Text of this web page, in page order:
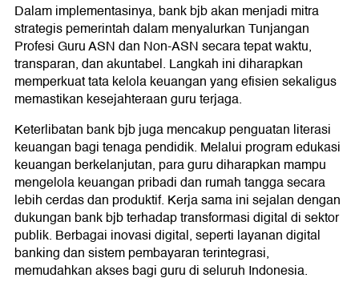
Dalam implementasinya, bank bjb akan menjadi mitra
strategis pemerintah dalam menyalurkan Tunjangan
Profesi Guru ASN dan Non-ASN secara tepat waktu,
transparan, dan akuntabel. Langkah ini diharapkan
memperkuat tata kelola keuangan yang efisien sekaligus
memastikan kesejahteraan guru terjaga.
Keterlibatan bank bjb juga mencakup penguatan literasi
keuangan bagi tenaga pendidik. Melalui program edukasi
keuangan berkelanjutan, para guru diharapkan mampu
mengelola keuangan pribadi dan rumah tangga secara
lebih cerdas dan produktif. Kerja sama ini sejalan dengan
dukungan bank bjb terhadap transformasi digital di sektor
publik. Berbagai inovasi digital, seperti layanan digital
banking dan sistem pembayaran terintegrasi,
memudahkan akses bagi guru di seluruh Indonesia.